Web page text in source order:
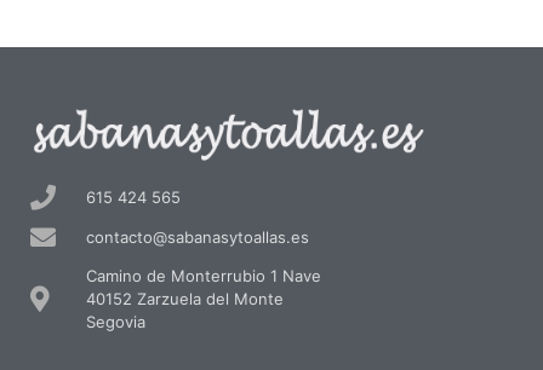
615 424 565
contacto@sabanasytoallas.es
Camino de Monterrubio 1 Nave
40152 Zarzuela del Monte
Segovia